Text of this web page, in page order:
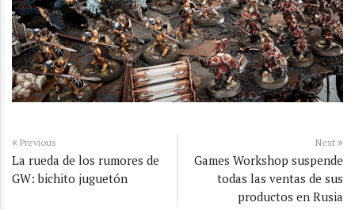
Previous
La rueda de los rumores de
GW: bichito juguetón
Next
Games Workshop suspende
todas las ventas de sus
productos en Rusia